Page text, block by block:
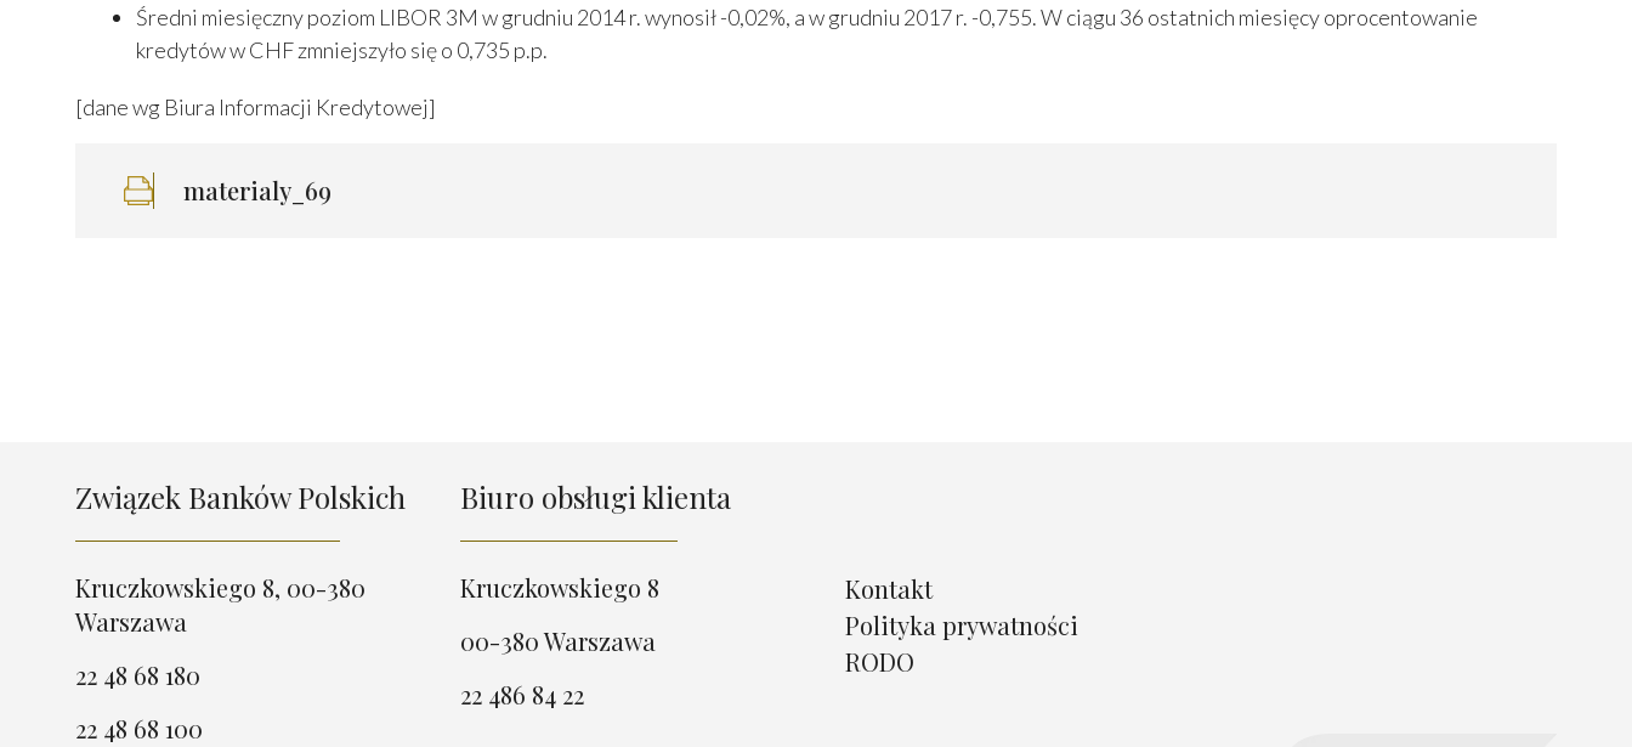
Średni miesięczny poziom LIBOR 3M w grudniu 2014 r. wynosił -0,02%, a w grudniu 2017 r. -0,755. W ciągu 36 ostatnich miesięcy oprocentowanie
kredytów w CHF zmniejszyło się o 0,735 p.p.
[dane wg Biura Informacji Kredytowej]
materialy_69
Związek Banków Polskich
Kruczkowskiego 8, 00-380
Warszawa
22 48 68 180
22 48 68 100
Biuro obsługi klienta
Kruczkowskiego 8
00-380 Warszawa
22 486 84 22
Kontakt
Polityka prywatności
RODO